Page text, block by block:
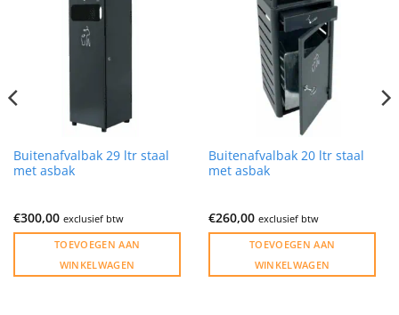
Buitenafvalbak 29 ltr staal
met asbak
€300,00 exclusief btw
TOEVOEGEN AAN
WINKELWAGEN
Buitenafvalbak 20 ltr staal
met asbak
€260,00 exclusief btw
TOEVOEGEN AAN
WINKELWAGEN